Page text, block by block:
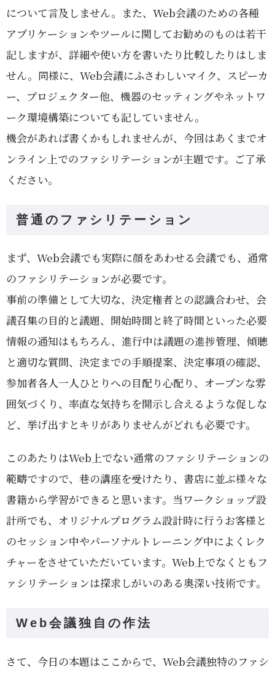
について言及しません。また、Web会議のための各種
アプリケーションやツールに関してお勧めのものは若干
記しますが、詳細や使い方を書いたり比較したりはしま
せん。同様に、Web会議にふさわしいマイク、スピーカ
ー、プロジェクター他、機器のセッティングやネットワ
ーク環境構築についても記していません。
機会があれば書くかもしれませんが、今回はあくまでオ
ンライン上でのファシリテーションが主題です。ご了承
ください。
普通のファシリテーション
まず、Web会議でも実際に顔をあわせる会議でも、通常
のファシリテーションが必要です。
事前の準備として大切な、決定権者との認識合わせ、会
議召集の目的と議題、開始時間と終了時間といった必要
情報の通知はもちろん、進行中は議題の進捗管理、傾聴
と適切な質問、決定までの手順提案、決定事項の確認、
参加者各人一人ひとりへの目配り心配り、オープンな雰
囲気づくり、率直な気持ちを開示し合えるような促しな
ど、挙げ出すとキリがありませんがどれも必要です。
このあたりはWeb上でない通常のファシリテーションの
範疇ですので、巷の講座を受けたり、書店に並ぶ様々な
書籍から学習ができると思います。当ワークショップ設
計所でも、オリジナルプログラム設計時に行うお客様と
のセッション中やパーソナルトレーニング中によくレク
チャーをさせていただいています。Web上でなくともフ
ァシリテーションは探求しがいのある奥深い技術です。
Web会議独自の作法
さて、今日の本題はここからで、Web会議独特のファシ